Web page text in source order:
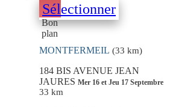
Sélectionner
Bon
plan
MONTFERMEIL (33 km)
184 BIS AVENUE JEAN
JAURES Mer 16 et Jeu 17 Septembre
33 km